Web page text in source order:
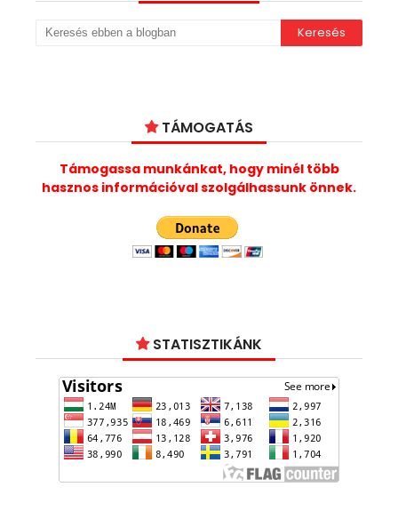
TÁMOGATÁS
Támogassa munkánkat, hogy minél több
hasznos információval szolgálhassunk önnek.
STATISZTIKÁNK